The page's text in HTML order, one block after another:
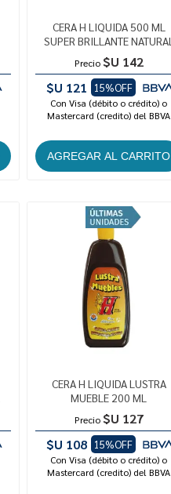
CERA H LIQUIDA 500 ML
SUPER BRILLANTE NATURAL
Precio $U 142
$U 121
15%OFF
Con Visa (débito o crédito) o
Mastercard (credito) del BBVA
CERA H LIQUIDA LUSTRA
MUEBLE 200 ML
Precio $U 127
$U 108
15%OFF
Con Visa (débito o crédito) o
Mastercard (credito) del BBVA